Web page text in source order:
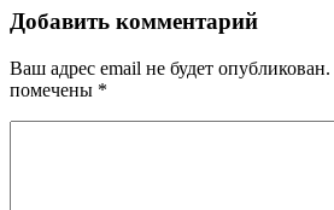
Добавить комментарий
Ваш адрес email не будет опубликован.
помечены *